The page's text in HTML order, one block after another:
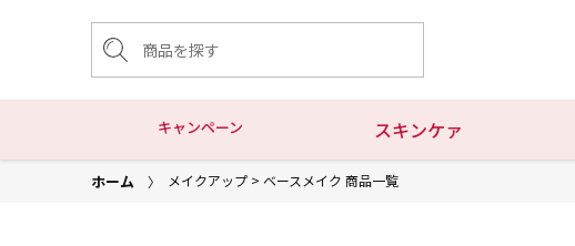
キャンペーン スキンケァ
ホーム メイクアップ > ベースメイク 商品一覧